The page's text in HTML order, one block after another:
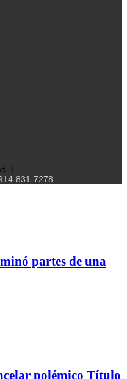
|
831-7278
partes de una
polémico Título